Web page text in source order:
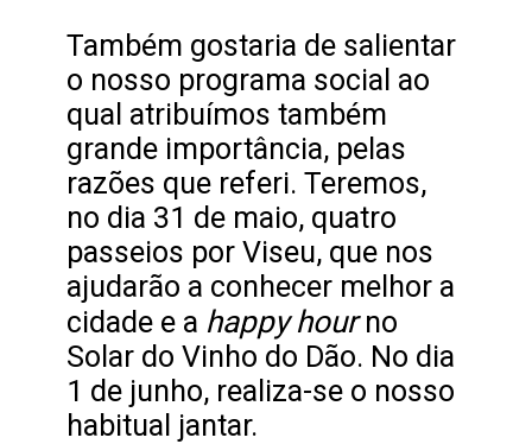
Também gostaria de salientar
o nosso programa social ao
qual atribuímos também
grande importância, pelas
razões que referi. Teremos,
no dia 31 de maio, quatro
passeios por Viseu, que nos
ajudarão a conhecer melhor a
cidade e a happy hourno
Solar do Vinho do Dão. No dia
1 de junho, realiza-se o nosso
habitual jantar.